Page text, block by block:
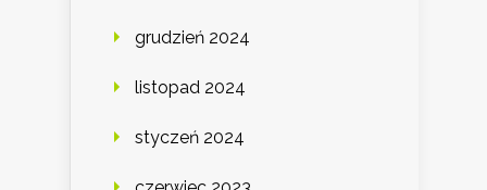
grudzień 2024
listopad 2024
styczeń 2024